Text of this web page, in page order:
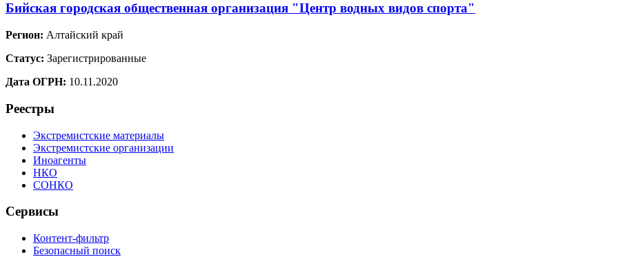
Бийская городская общественная организация "Центр водных видов спорта"
Регион: Алтайский край
Статус: Зарегистрированные
Дата ОГРН: 10.11.2020
Реестры
Экстремистские материалы
Экстремистские организации
Иноагенты
НКО
СОНКО
Сервисы
Контент-фильтр
Безопасный поиск